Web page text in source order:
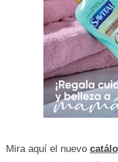
Mira aquí el nuevo